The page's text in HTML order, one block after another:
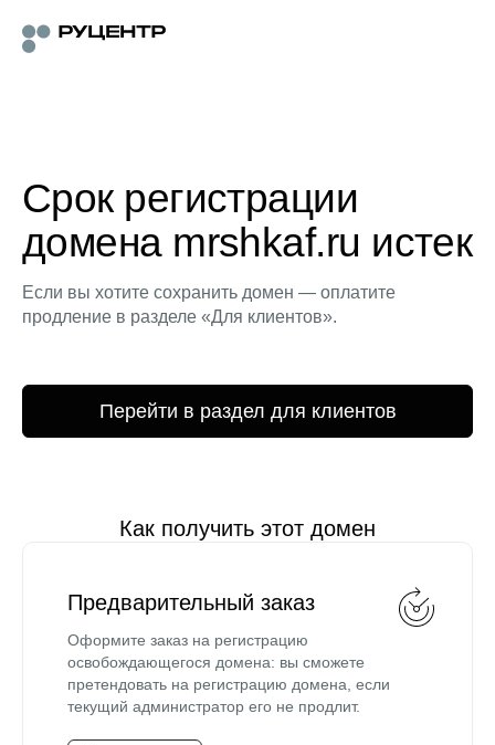
Срок регистрации
домена mrshkaf.ru истек
Если вы хотите сохранить домен — оплатите
продление в разделе «Для клиентов».
Перейти в раздел для клиентов
Как получить этот домен
Предварительный заказ
Оформите заказ на регистрацию
освобождающегося домена: вы сможете
претендовать на регистрацию домена, если
текущий администратор его не продлит.